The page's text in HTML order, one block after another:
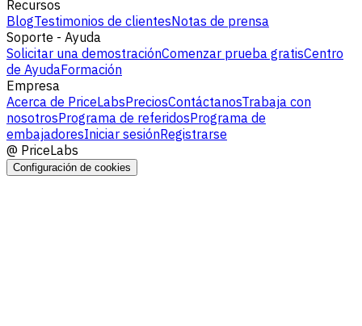
Recursos
BlogTestimonios de clientesNotas de prensa
Soporte - Ayuda
Solicitar una demostraciónComenzar prueba gratisCentro
de AyudaFormación
Empresa
Acerca de PriceLabsPreciosContáctanosTrabaja con
nosotrosPrograma de referidosPrograma de
embajadoresIniciar sesiónRegistrarse
@ PriceLabs
Configuración de cookies